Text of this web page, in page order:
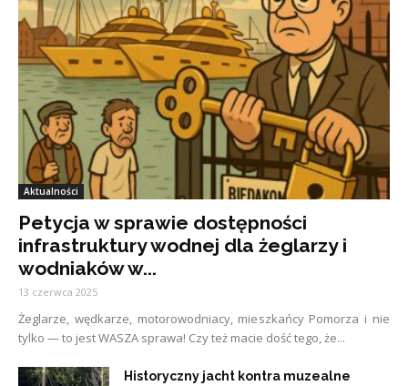
Aktualności
Petycja w sprawie dostępności
infrastruktury wodnej dla żeglarzy i
wodniaków w...
13 czerwca 2025
Żeglarze, wędkarze, motorowodniacy, mieszkańcy Pomorza i nie
tylko — to jest WASZA sprawa! Czy też macie dość tego, że...
Historyczny jacht kontra muzealne